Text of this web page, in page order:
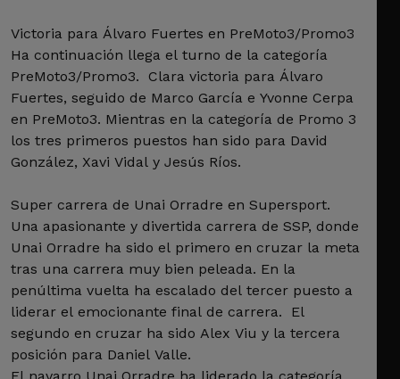
Victoria para Álvaro Fuertes en PreMoto3/Promo3
Ha continuación llega el turno de la categoría
PreMoto3/Promo3. Clara victoria para Álvaro
Fuertes, seguido de Marco García e Yvonne Cerpa
en PreMoto3. Mientras en la categoría de Promo 3
los tres primeros puestos han sido para David
González, Xavi Vidal y Jesús Ríos.
Super carrera de Unai Orradre en Supersport.
Una apasionante y divertida carrera de SSP, donde
Unai Orradre ha sido el primero en cruzar la meta
tras una carrera muy bien peleada. En la
penúltima vuelta ha escalado del tercer puesto a
liderar el emocionante final de carrera. El
segundo en cruzar ha sido Alex Viu y la tercera
posición para Daniel Valle.